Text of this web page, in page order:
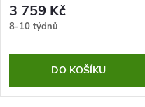
3 759 Kč
8-10 týdnů
DO KOŠÍKU